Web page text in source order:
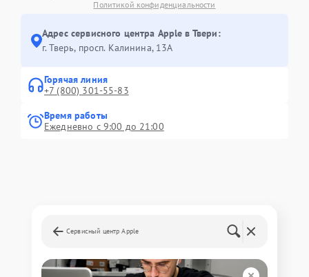
Политикой конфиденциальности
Адрес сервисного центра Apple в Твери:
г. Тверь, просп. Калинина, 13А
Горячая линия
+7 (800) 301-55-83
Время работы
Ежедневно с 9:00 до 21:00
Сервисный центр Apple